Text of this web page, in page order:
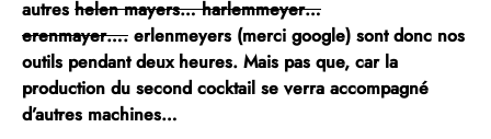
autres helen mayers…harlemmeyer…
erenmayer…. erlenmeyers (merci google) sont donc nos
outils pendant deux heures. Mais pas que, car la
production du second cocktail se verra accompagné
d’autres machines…